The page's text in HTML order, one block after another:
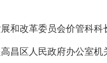
和改革委员会价管科科
高昌区人民政府办公室机